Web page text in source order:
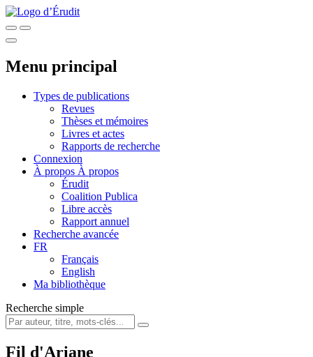
Menu principal
Types de publications
Revues
Thèses et mémoires
Livres et actes
Rapports de recherche
Connexion
À propos À propos
Érudit
Coalition Publica
Libre accès
Rapport annuel
Recherche avancée
FR
Français
English
Ma bibliothèque
Recherche simple
Fil d'Ariane